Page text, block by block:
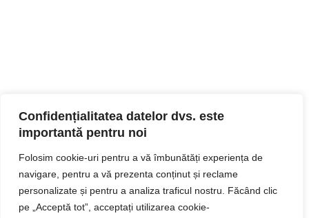
Confidențialitatea datelor dvs. este
importantă pentru noi
Folosim cookie-uri pentru a vă îmbunătăți experiența de
navigare, pentru a vă prezenta conținut și reclame
personalizate și pentru a analiza traficul nostru. Făcând clic
pe „Acceptă tot”, acceptați utilizarea cookie-